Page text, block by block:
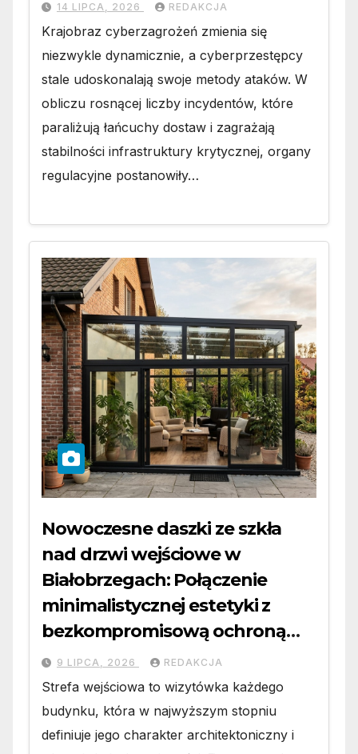
14 LIPCA, 2026 REDAKCJA
Krajobraz cyberzagrożeń zmienia się
niezwykle dynamicznie, a cyberprzestępcy
stale udoskonalają swoje metody ataków. W
obliczu rosnącej liczby incydentów, które
paraliżują łańcuchy dostaw i zagrażają
stabilności infrastruktury krytycznej, organy
regulacyjne postanowiły…
Nowoczesne daszki ze szkła
nad drzwi wejściowe w
Białobrzegach: Połączenie
minimalistycznej estetyki z
bezkompromisową ochroną
wejścia
9 LIPCA, 2026 REDAKCJA
Strefa wejściowa to wizytówka każdego
budynku, która w najwyższym stopniu
definiuje jego charakter architektoniczny i